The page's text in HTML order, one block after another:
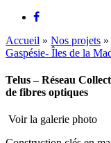
Accueil » Nos projets »
Gaspésie- Îles de la
Telus – Réseau
de fibres optiques
Voir la galerie photo